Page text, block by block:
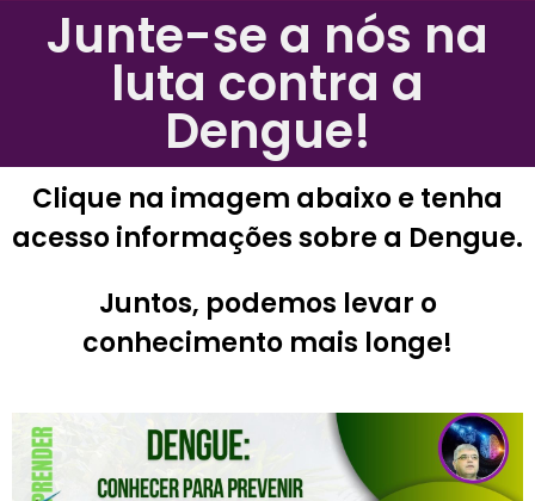
Junte-se a nós na
luta contra a
Dengue!
Clique na imagem abaixo e tenha
acesso informações sobre a Dengue.
Juntos, podemos levar o
conhecimento mais longe!